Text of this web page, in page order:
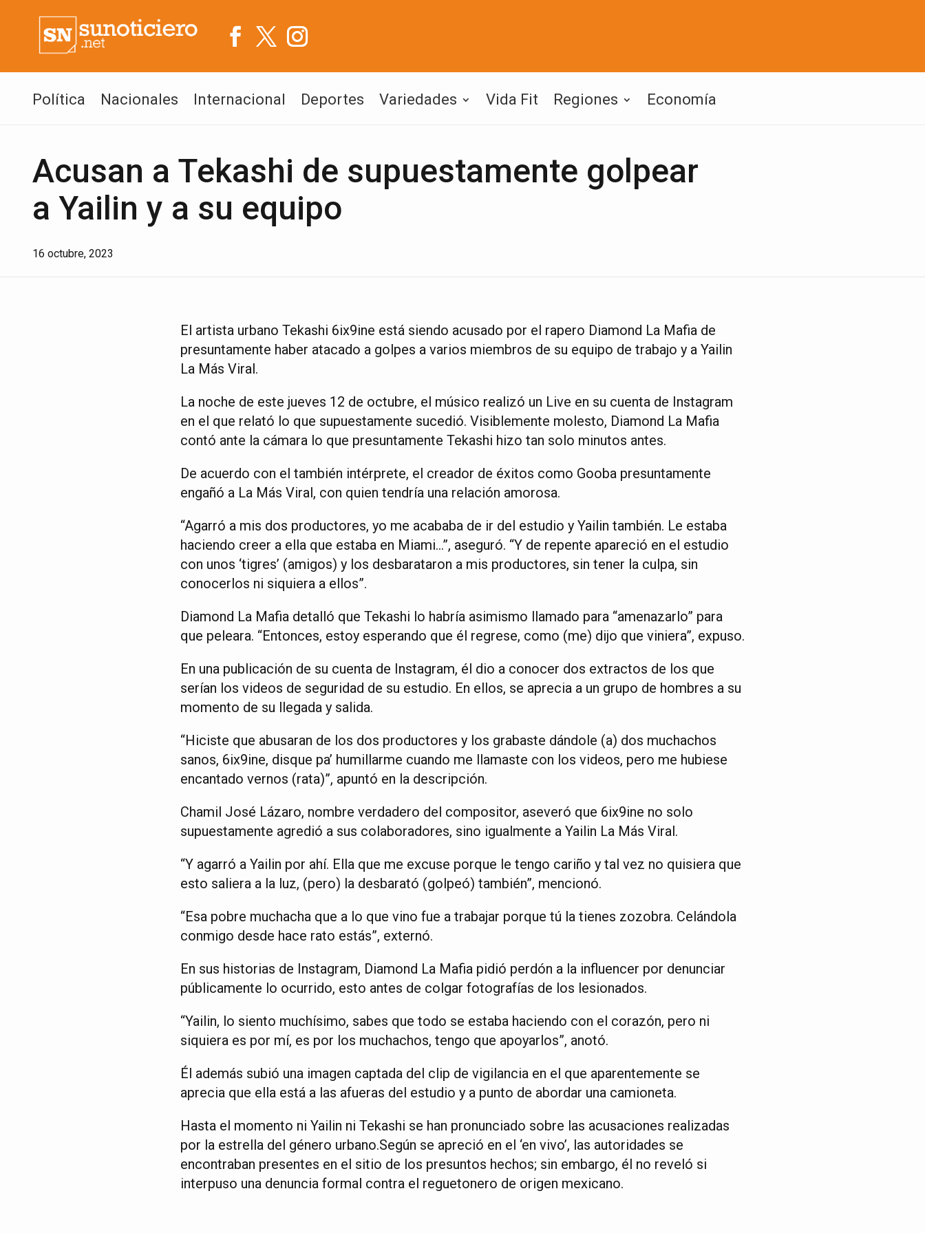
Política Nacionales Internacional Deportes Variedades Vida Fit Regiones Economía
Acusan a Tekashi de supuestamente golpear
a Yailin y a su equipo
16 octubre, 2023
El artista urbano Tekashi 6ix9ine está siendo acusado por el rapero Diamond La Mafia de
presuntamente haber atacado a golpes a varios miembros de su equipo de trabajo y a Yailin
La Más Viral.
La noche de este jueves 12 de octubre, el músico realizó un Live en su cuenta de Instagram
en el que relató lo que supuestamente sucedió. Visiblemente molesto, Diamond La Mafia
contó ante la cámara lo que presuntamente Tekashi hizo tan solo minutos antes.
De acuerdo con el también intérprete, el creador de éxitos como Gooba presuntamente
engañó a La Más Viral, con quien tendría una relación amorosa.
“Agarró a mis dos productores, yo me acababa de ir del estudio y Yailin también. Le estaba
haciendo creer a ella que estaba en Miami…”, aseguró. “Y de repente apareció en el estudio
con unos ‘tigres’ (amigos) y los desbarataron a mis productores, sin tener la culpa, sin
conocerlos ni siquiera a ellos”.
Diamond La Mafia detalló que Tekashi lo habría asimismo llamado para “amenazarlo” para
que peleara. “Entonces, estoy esperando que él regrese, como (me) dijo que viniera”, expuso.
En una publicación de su cuenta de Instagram, él dio a conocer dos extractos de los que
serían los videos de seguridad de su estudio. En ellos, se aprecia a un grupo de hombres a su
momento de su llegada y salida.
“Hiciste que abusaran de los dos productores y los grabaste dándole (a) dos muchachos
sanos, 6ix9ine, disque pa’ humillarme cuando me llamaste con los videos, pero me hubiese
encantado vernos (rata)”, apuntó en la descripción.
Chamil José Lázaro, nombre verdadero del compositor, aseveró que 6ix9ine no solo
supuestamente agredió a sus colaboradores, sino igualmente a Yailin La Más Viral.
“Y agarró a Yailin por ahí. Ella que me excuse porque le tengo cariño y tal vez no quisiera que
esto saliera a la luz, (pero) la desbarató (golpeó) también”, mencionó.
“Esa pobre muchacha que a lo que vino fue a trabajar porque tú la tienes zozobra. Celándola
conmigo desde hace rato estás”, externó.
En sus historias de Instagram, Diamond La Mafia pidió perdón a la influencer por denunciar
públicamente lo ocurrido, esto antes de colgar fotografías de los lesionados.
“Yailin, lo siento muchísimo, sabes que todo se estaba haciendo con el corazón, pero ni
siquiera es por mí, es por los muchachos, tengo que apoyarlos”, anotó.
Él además subió una imagen captada del clip de vigilancia en el que aparentemente se
aprecia que ella está a las afueras del estudio y a punto de abordar una camioneta.
Hasta el momento ni Yailin ni Tekashi se han pronunciado sobre las acusaciones realizadas
por la estrella del género urbano.Según se apreció en el ‘en vivo’, las autoridades se
encontraban presentes en el sitio de los presuntos hechos; sin embargo, él no reveló si
interpuso una denuncia formal contra el reguetonero de origen mexicano.